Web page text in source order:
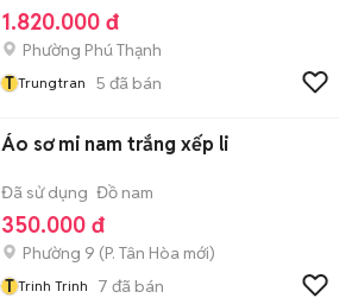
1.820.000 đ
Phường Phú Thạnh
T Trungtran 5 đã bán
Áo sơ mi nam trắng xếp li
Đã sử dụng Đồ nam
350.000 đ
Phường 9 (P. Tân Hòa mới)
T Trinh Trinh 7 đã bán